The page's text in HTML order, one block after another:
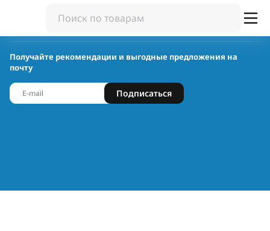
Получайте рекомендации и выгодные предложения на
почту
Подписаться